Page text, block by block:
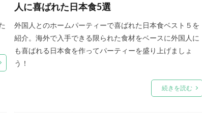
人に喜ばれた日本食5選
外国人とのホームパーティーで喜ばれた日本食ベスト５を
紹介。海外で入手できる限られた食材をベースに外国人に
も喜ばれる日本食を作ってパーティーを盛り上げましょ
う！
続きを読む